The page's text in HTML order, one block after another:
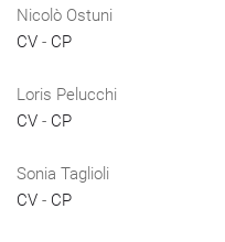
Nicolò Ostuni
CV - CP
Loris Pelucchi
CV - CP
Sonia Taglioli
CV - CP